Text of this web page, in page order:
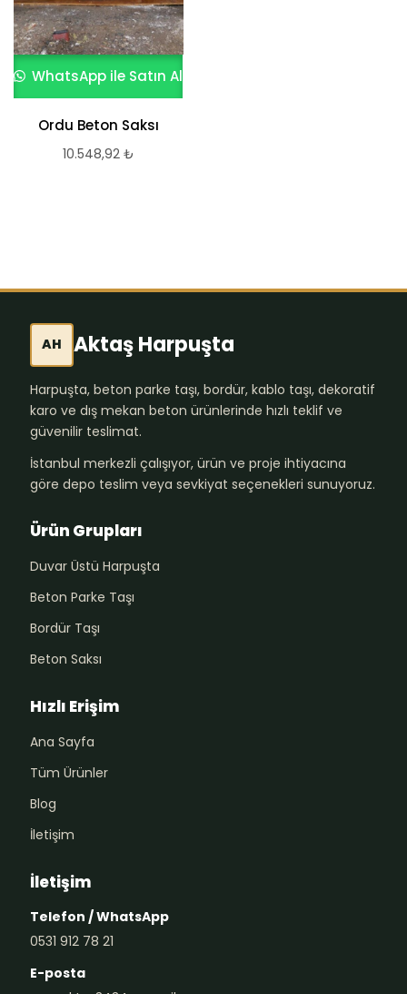
WhatsApp ile Satın Al
Ordu Beton Saksı
10.548,92 ₺
AH Aktaş Harpuşta
Harpuşta, beton parke taşı, bordür, kablo taşı, dekoratif
karo ve dış mekan beton ürünlerinde hızlı teklif ve
güvenilir teslimat.
İstanbul merkezli çalışıyor, ürün ve proje ihtiyacına
göre depo teslim veya sevkiyat seçenekleri sunuyoruz.
Ürün Grupları
Duvar Üstü Harpuşta
Beton Parke Taşı
Bordür Taşı
Beton Saksı
Hızlı Erişim
Ana Sayfa
Tüm Ürünler
Blog
İletişim
İletişim
Telefon / WhatsApp
0531 912 78 21
E-posta